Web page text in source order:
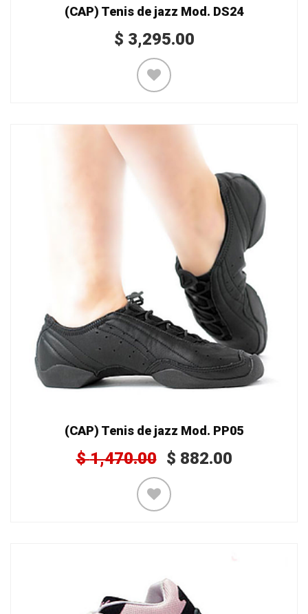
(CAP) Tenis de jazz Mod. DS24
$ 3,295.00
(CAP) Tenis de jazz Mod. PP05
$1,470.00 $ 882.00